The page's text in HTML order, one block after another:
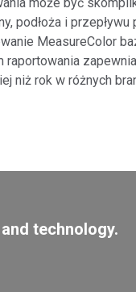
podłoża i
MeasureColor
rok w różnych
technology.